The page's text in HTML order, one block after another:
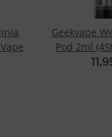
Geekvape
Pod 2ml